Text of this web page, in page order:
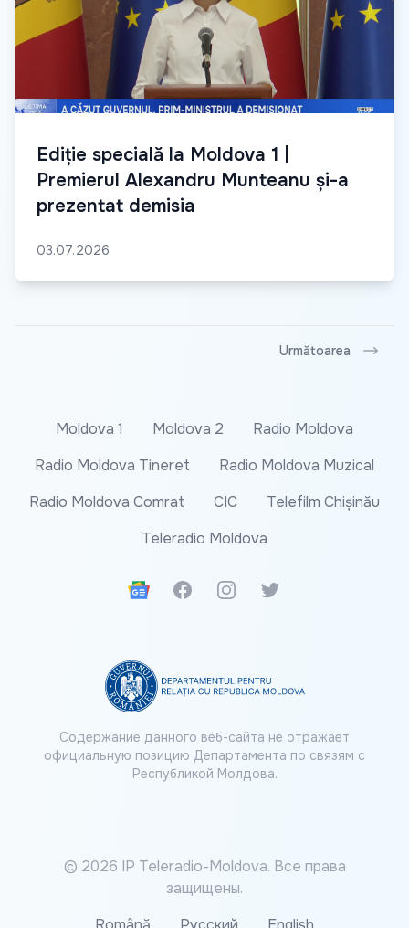
Ediție specială la Moldova 1 |
Premierul Alexandru Munteanu și-a
prezentat demisia
03.07.2026
Următoarea
Moldova 1 Moldova 2
Radio Moldova
Radio Moldova Tineret
Radio Moldova Muzical
Radio Moldova Comrat
CIC
Telefilm Chișinău
Teleradio Moldova
Google News
FacebookInstagramTwitter
Содержание данного веб-сайта не отражает
официальную позицию Департамента по связям с
Республикой Молдова.
© 2026 IP Teleradio-Moldova. Все права
защищены.